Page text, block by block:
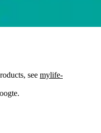
see mylife-